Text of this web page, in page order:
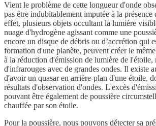
Vient le problème de cette longueur d'onde
pas être indubitablement imputée à la présence
effet, plusieurs objets occultant la lumière
nuage d'hydrogène agissant comme une
encore un disque de débris ou d’accrétion qui
formation d'une planète, peuvent créer le
à la réduction d'émission de lumière de l'étoile,
d'infrarouges avec de grandes ondes. Il existe
d'avoir un quasar en arrière-plan d'une étoile,
résultats d'observation d'ondes. L'excès
pouvant être également de poussière
chauffée par son étoile.
Pour la poussière, nous pouvons détecter sa